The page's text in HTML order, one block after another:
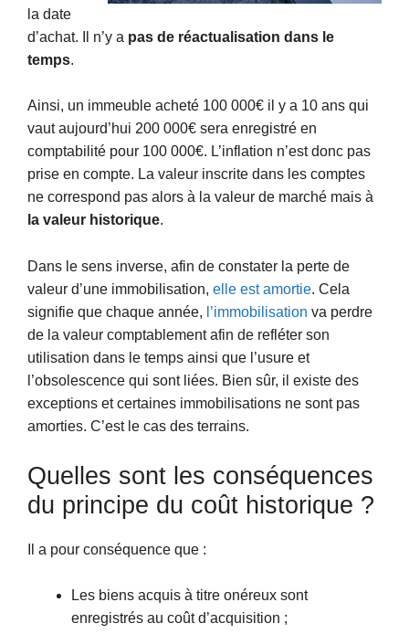
la date
d’achat. Il n’y a pas de réactualisation dans le
temps.
Ainsi, un immeuble acheté 100 000€ il y a 10 ans qui
vaut aujourd’hui 200 000€ sera enregistré en
comptabilité pour 100 000€. L’inflation n’est donc pas
prise en compte. La valeur inscrite dans les comptes
ne correspond pas alors à la valeur de marché mais à
la valeur historique.
Dans le sens inverse, afin de constater la perte de
valeur d’une immobilisation, elle est amortie. Cela
signifie que chaque année, l’immobilisation va perdre
de la valeur comptablement afin de refléter son
utilisation dans le temps ainsi que l’usure et
l’obsolescence qui sont liées. Bien sûr, il existe des
exceptions et certaines immobilisations ne sont pas
amorties. C’est le cas des terrains.
Quelles sont les conséquences
du principe du coût historique ?
Il a pour conséquence que :
Les biens acquis à titre onéreux sont
enregistrés au coût d’acquisition ;